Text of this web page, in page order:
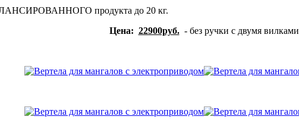
продукта до 20 кг.
Цена: 22900руб. - без ручки с двумя вилками